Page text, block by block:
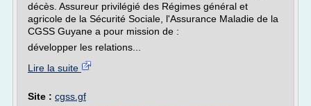
décès. Assureur privilégié des Régimes général et
agricole de la Sécurité Sociale, l'Assurance Maladie de la
CGSS Guyane a pour mission de :
développer les relations...
Lire la suite
Site : cgss.gf